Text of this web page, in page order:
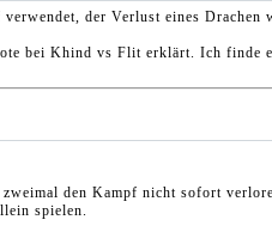
der Verlust eines Drachen
bei Khind vs Flit erklärt. Ich finde
den Kampf nicht sofort
spielen.